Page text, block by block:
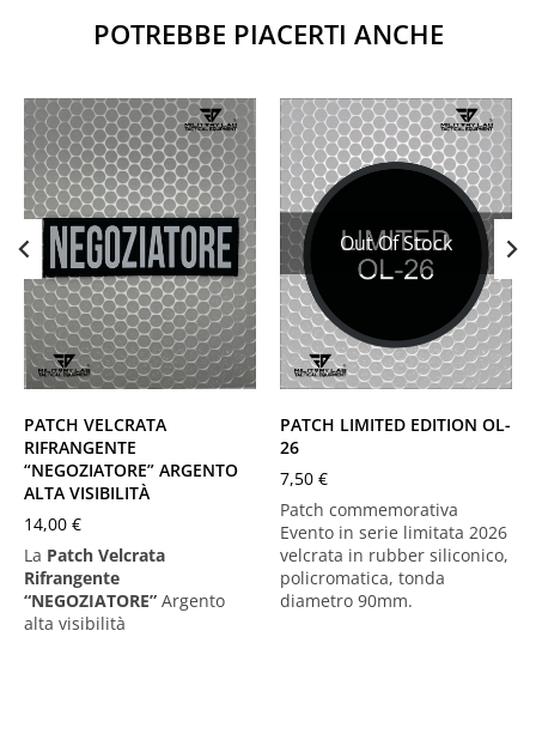
POTREBBE PIACERTI ANCHE
PATCH VELCRATA
RIFRANGENTE
“NEGOZIATORE” ARGENTO
ALTA VISIBILITÀ
14,00 €
La Patch Velcrata
Rifrangente
“NEGOZIATORE” Argento
alta visibilità
Out Of Stock
PATCH LIMITED EDITION OL-
26
7,50 €
Patch commemorativa
Evento in serie limitata 2026
velcrata in rubber siliconico,
policromatica, tonda
diametro 90mm.